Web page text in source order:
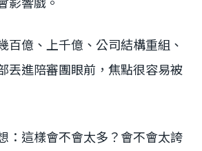
百億、上千億、公司結構重組、
丟進陪審團眼前，焦點很容易被
：這樣會不會太多？會不會太誇